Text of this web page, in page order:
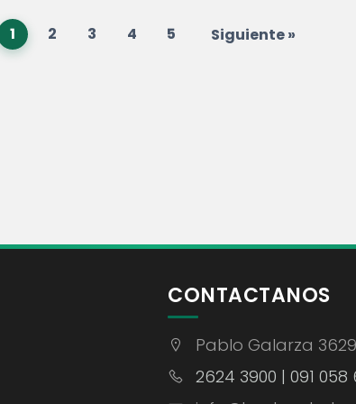
1 2 3 4 5 Siguiente »
CONTACTANOS
Pablo Galarza 3629
2624 3900 | 091 058